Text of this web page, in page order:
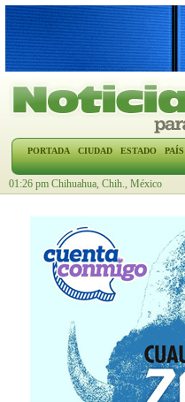
PORTADA CIUDAD ESTADO PAÍS
01:26 pm Chihuahua, Chih., México